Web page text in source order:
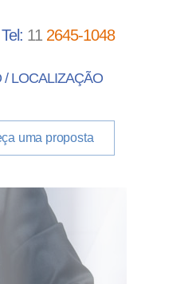
Tel: 112645-1048
/ LOCALIZAÇÃO
uma proposta